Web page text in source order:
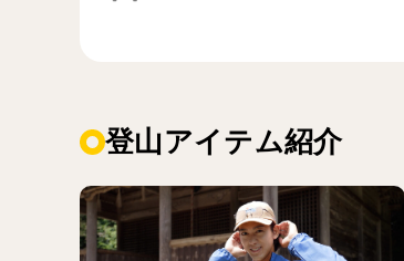
登山アイテム紹介